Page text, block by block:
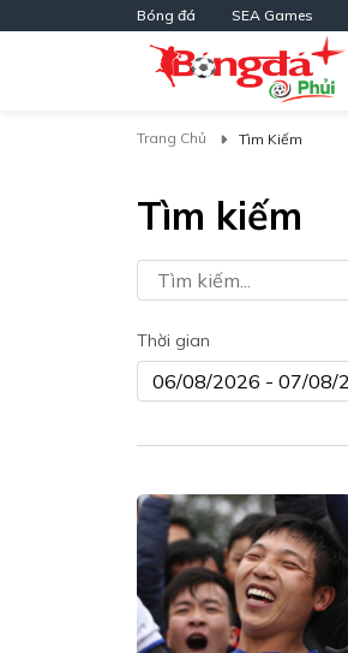
Bóng đá SEA Games
Trang Chủ Tìm Kiếm
Tìm kiếm
Thời gian